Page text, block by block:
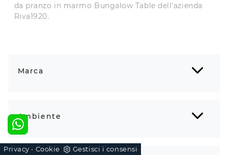
Marca
Ambiente
da pranzo in marmo Bungalow Table dell'azienda
Riva1920.
Privacy - Cookie Gestisci i consensi